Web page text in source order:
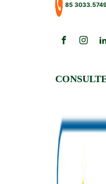
85